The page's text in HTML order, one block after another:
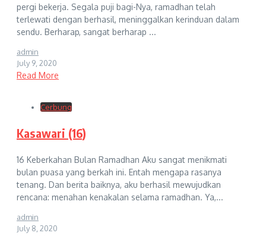
pergi bekerja. Segala puji bagi-Nya, ramadhan telah
terlewati dengan berhasil, meninggalkan kerinduan dalam
sendu. Berharap, sangat berharap ...
admin
July 9, 2020
Read More
Cerbung
Kasawari (16)
16 Keberkahan Bulan Ramadhan Aku sangat menikmati
bulan puasa yang berkah ini. Entah mengapa rasanya
tenang. Dan berita baiknya, aku berhasil mewujudkan
rencana: menahan kenakalan selama ramadhan. Ya,...
admin
July 8, 2020